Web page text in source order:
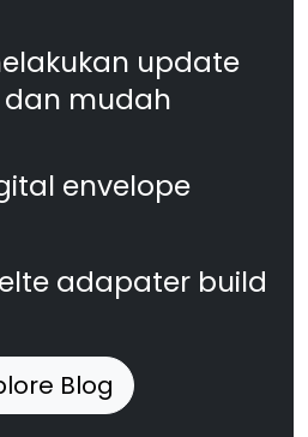
update
mudah
envelope
adapater build
Blog